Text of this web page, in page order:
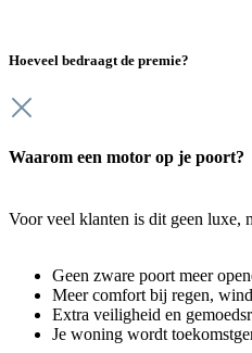
Hoeveel bedraagt de premie?
Waarom een motor op je poort?
Voor veel klanten is dit geen luxe,
Geen zware poort meer
Meer comfort bij regen,
Extra veiligheid en
Je woning wordt